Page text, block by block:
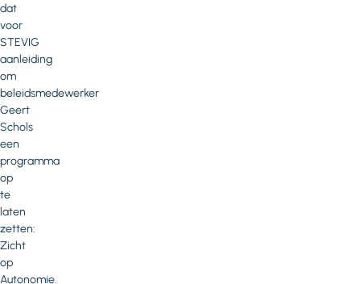
dat
voor
STEVIG
aanleiding
om
beleidsmedewerker
Geert
Schols
een
programma
op
te
laten
zetten:
Zicht
op
Autonomie.